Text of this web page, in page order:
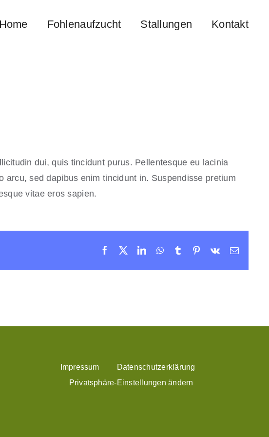
Home Fohlenaufzucht Stallungen Kontakt
dui, quis tincidunt purus. Pellentesque eu lacinia
arcu, sed dapibus enim tincidunt in. Suspendisse pretium
vitae eros sapien.
Facebook LinkedInWhatsApp
TumblrPinterest
Vk
E-
Impressum
Datenschutzerklärung
Privatsphäre-Einstellungen ändern